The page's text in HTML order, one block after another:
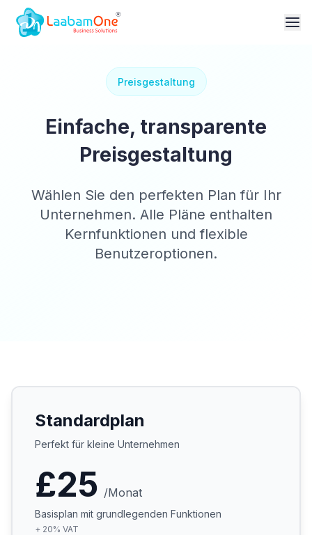
Preisgestaltung
Einfache, transparente
Preisgestaltung
Wählen Sie den perfekten Plan für Ihr
Unternehmen. Alle Pläne enthalten
Kernfunktionen und flexible
Benutzeroptionen.
Standardplan
Perfekt für kleine Unternehmen
£25 /Monat
Basisplan mit grundlegenden Funktionen
+ 20% VAT